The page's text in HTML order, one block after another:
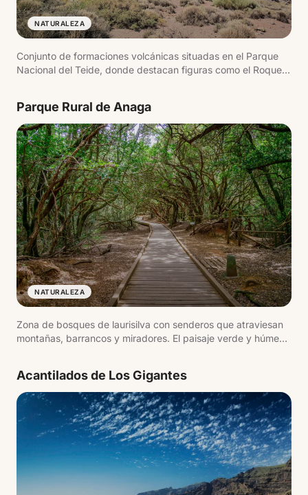
NATURALEZA
Conjunto de formaciones volcánicas situadas en el Parque
Nacional del Teide, donde destacan figuras como el Roque
Parque Rural de Anaga
NATURALEZA
Zona de bosques de laurisilva con senderos que atraviesan
montañas, barrancos y miradores. El paisaje verde y húmedo
Acantilados de Los Gigantes